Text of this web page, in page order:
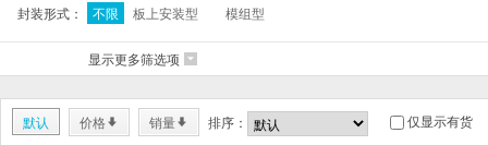
封装形式： 不限 板上安装型 模组型
显示更多筛选项 6
默认 价格* 销量* 排序： 仅显示有货